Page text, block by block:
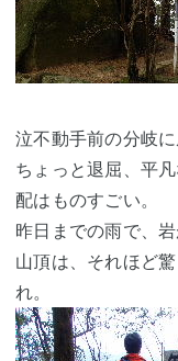
泣不動手前の分岐
ちょっと退屈、平
配はものすごい。
昨日までの雨で、岩
山頂は、それほど
れ。